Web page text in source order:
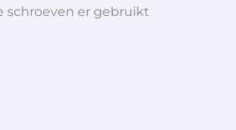
schroeven er gebruikt